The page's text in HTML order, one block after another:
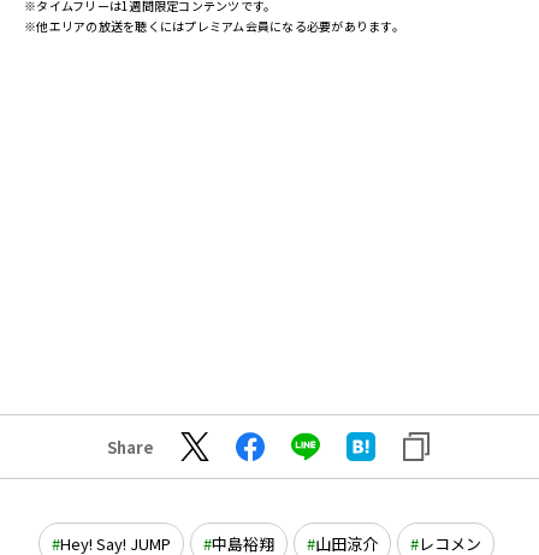
※タイムフリーは1週間限定コンテンツです。
※他エリアの放送を聴くにはプレミアム会員になる必要があります。
Share
Hey! Say! JUMP 中島裕翔 山田涼介 レコメン